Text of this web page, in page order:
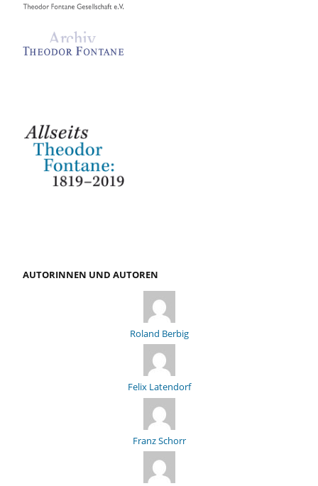
AUTORINNEN UND AUTOREN
Roland Berbig
Felix Latendorf
Franz Schorr